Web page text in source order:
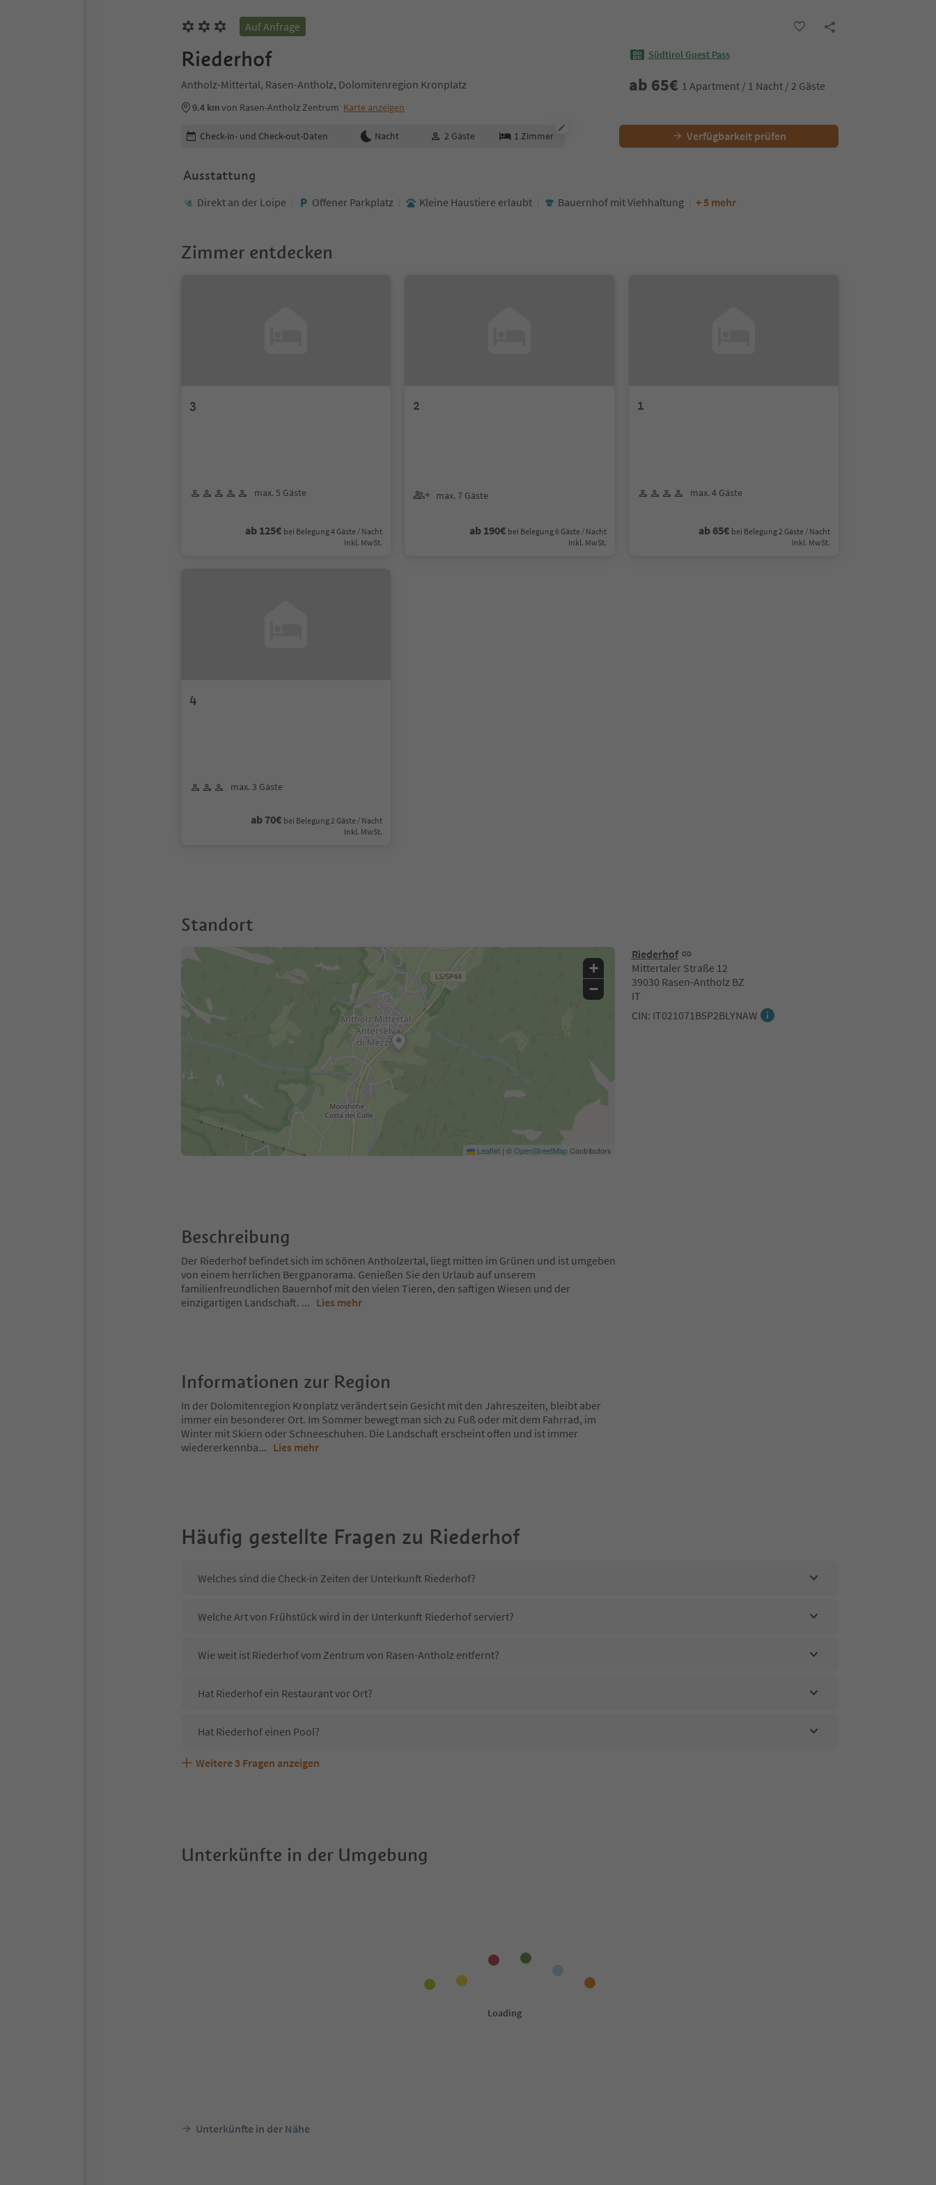
Auf Anfrage
Riederhof
Antholz-Mittertal, Rasen-Antholz, Dolomitenregion Kronplatz
9.4 kmvon Rasen-Antholz Zentrum Karte anzeigen
Südtirol Guest Pass
ab 65€ 1 Apartment / 1 Nacht / 2 Gäste
Buchungsdetails bearbeiten
Check-in- und Check-out-Daten Nacht 2 Gäste 1 Zimmer Verfügbarkeit prüfen
Ausstattung
Direkt an der Loipe Offener Parkplatz Kleine Haustiere erlaubt Bauernhof mit Viehhaltung + 5 mehr
Zimmer entdecken
3
max. 5 Gäste
ab 125€ bei Belegung 4 Gäste / Nacht
Inkl. MwSt.
2
max. 7 Gäste
ab 190€ bei Belegung 6 Gäste / Nacht
Inkl. MwSt.
1
max. 4 Gäste
ab 65€ bei Belegung 2 Gäste / Nacht
Inkl. MwSt.
4
max. 3 Gäste
ab 70€ bei Belegung 2 Gäste / Nacht
Inkl. MwSt.
Standort
Riederhof
Mittertaler Straße 12
39030 Rasen-Antholz BZ
IT
CIN: IT021071B5P2BLYNAW
+
−
Leaflet | ©OpenStreetMapContributors
Beschreibung
Der Riederhof befindet sich im schönen Antholzertal, liegt mitten im Grünen und ist umgeben
von einem herrlichen Bergpanorama. Genießen Sie den Urlaub auf unserem
familienfreundlichen Bauernhof mit den vielen Tieren, den saftigen Wiesen und der
einzigartigen Landschaft. ... Lies mehr
Informationen zur Region
In der Dolomitenregion Kronplatz verändert sein Gesicht mit den Jahreszeiten, bleibt aber
immer ein besonderer Ort. Im Sommer bewegt man sich zu Fuß oder mit dem Fahrrad, im
Winter mit Skiern oder Schneeschuhen. Die Landschaft erscheint offen und ist immer
wiedererkennba... Lies mehr
Häufig gestellte Fragen zu Riederhof
Welches sind die Check-in Zeiten der Unterkunft Riederhof?
Welche Art von Frühstück wird in der Unterkunft Riederhof serviert?
Wie weit ist Riederhof vom Zentrum von Rasen-Antholz entfernt?
Hat Riederhof ein Restaurant vor Ort?
Hat Riederhof einen Pool?
Sind Haustiere in der Unterkunft Riederhof erlaubt?
Welche Services bietet Riederhof?
Weitere 3 Fragen anzeigen
Unterkünfte in der Umgebung
Unterkünfte in der Nähe